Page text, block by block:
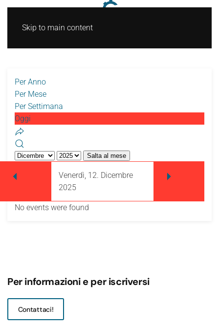
Skip to main content
Per Anno
Per Mese
Per Settimana
Oggi
Salta al mese
Venerdì, 12. Dicembre
2025
No events were found
Per informazioni e per iscriversi
Contattaci!